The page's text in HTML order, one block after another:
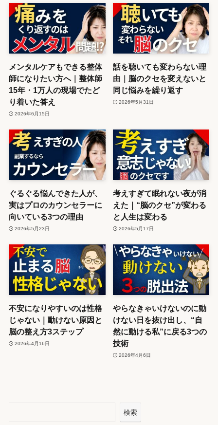
メンタルケアもできる整体
師になりたい方へ｜整体師
15年・1万人の現場でたど
り着いた答え
2026年6月15日
話を聴いても変わらない理
由｜脳のクセを変えないと
同じ悩みを繰り返す
2026年5月31日
ぐるぐる悩んできた人が、
実はプロのカウンセラーに
向いている3つの理由
2026年5月23日
考えすぎて眠れない夜が消
えた｜“脳のクセ”が変わる
と人生は変わる
2026年5月17日
不安になりやすいのは性格
じゃない｜動けない原因と
脳の整え方3ステップ
2026年4月16日
やらなきゃいけないのに動
けない日を抜け出し、“自
然に動ける私”に戻る3つの
技術
2026年4月6日
検索